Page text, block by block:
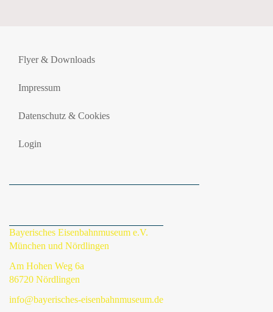
Flyer & Downloads
Impressum
Datenschutz & Cookies
Login
Bayerisches Eisenbahnmuseum e.V.
München und Nördlingen
Am Hohen Weg 6a
86720 Nördlingen
info@bayerisches-eisenbahnmuseum.de